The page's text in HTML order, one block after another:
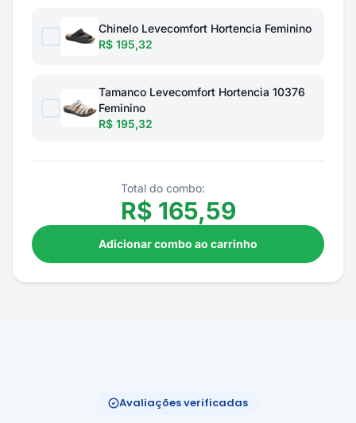
Chinelo Levecomfort Hortencia Feminino
R$ 195,32
Tamanco Levecomfort Hortencia 10376
Feminino
R$ 195,32
Total do combo:
R$ 165,59
Adicionar combo ao carrinho
Avaliações verificadas